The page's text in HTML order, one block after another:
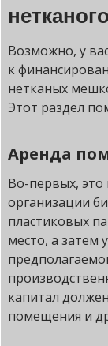
Возможно, у
к
нетканых
Этот раздел
Аренда
Во-первых, это
организации
пластиковых
место, а затем
капитал
помещения и